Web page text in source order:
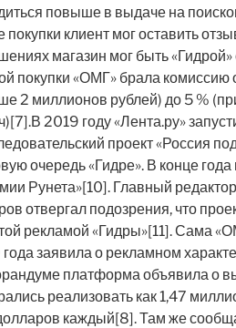
повыше в выдаче на
покупки клиент мог оставить
магазин мог быть
покупки «ОМГ» брала комиссию
2 миллионов рублей) до 5 %
2019 году «Лента.ру»
проект «Россия
очередь «Гидре». В конце
Рунета»[10]. Главный
отвергал подозрения, что
рекламой «Гидры»[11]. Сама
заявила о рекламном
платформа объявила о
реализовать как 1,47
каждый[8]. Там же